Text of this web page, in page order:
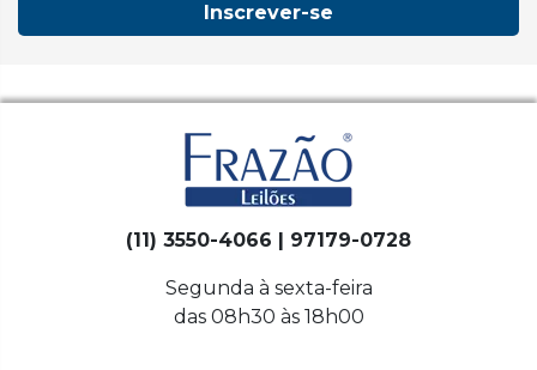
Inscrever-se
(11) 3550-4066 | 97179-0728
Segunda à sexta-feira
das 08h30 às 18h00